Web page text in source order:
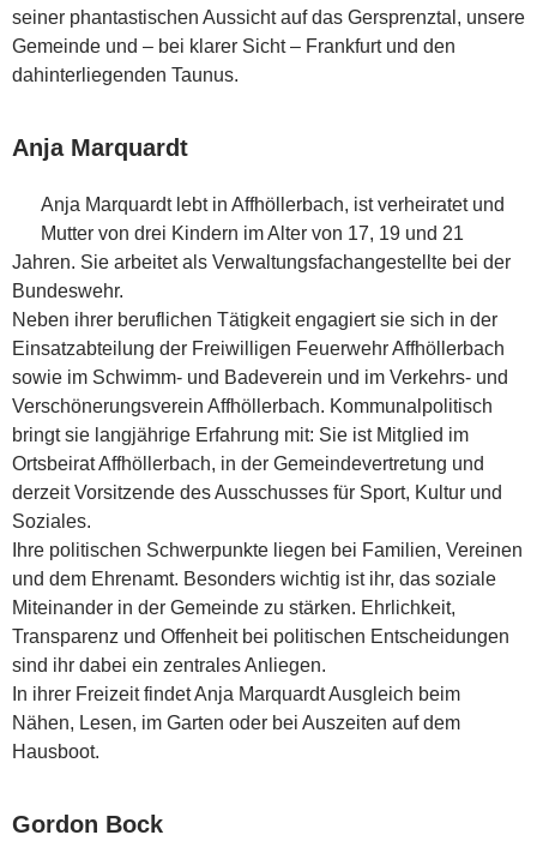
seiner phantastischen Aussicht auf das Gersprenztal, unsere
Gemeinde und – bei klarer Sicht – Frankfurt und den
dahinterliegenden Taunus.
Anja Marquardt
Anja Marquardt lebt in Affhöllerbach, ist verheiratet und
Mutter von drei Kindern im Alter von 17, 19 und 21
Jahren. Sie arbeitet als Verwaltungsfachangestellte bei der
Bundeswehr.
Neben ihrer beruflichen Tätigkeit engagiert sie sich in der
Einsatzabteilung der Freiwilligen Feuerwehr Affhöllerbach
sowie im Schwimm- und Badeverein und im Verkehrs- und
Verschönerungsverein Affhöllerbach. Kommunalpolitisch
bringt sie langjährige Erfahrung mit: Sie ist Mitglied im
Ortsbeirat Affhöllerbach, in der Gemeindevertretung und
derzeit Vorsitzende des Ausschusses für Sport, Kultur und
Soziales.
Ihre politischen Schwerpunkte liegen bei Familien, Vereinen
und dem Ehrenamt. Besonders wichtig ist ihr, das soziale
Miteinander in der Gemeinde zu stärken. Ehrlichkeit,
Transparenz und Offenheit bei politischen Entscheidungen
sind ihr dabei ein zentrales Anliegen.
In ihrer Freizeit findet Anja Marquardt Ausgleich beim
Nähen, Lesen, im Garten oder bei Auszeiten auf dem
Hausboot.
Gordon Bock